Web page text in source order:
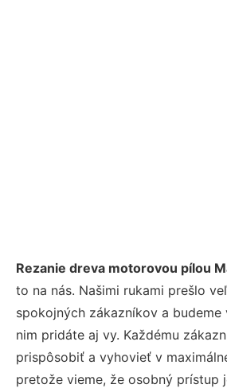
Rezanie dreva motorovou pílou
to na nás. Našimi rukami prešlo
spokojných zákazníkov a budeme
nim pridáte aj vy. Každému
prispôsobiť a vyhovieť v
pretože vieme, že osobný prístup